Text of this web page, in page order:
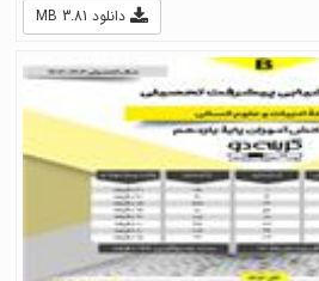
دانلود 3.81 MB